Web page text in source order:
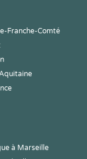
Franche-Comté
à Marseille